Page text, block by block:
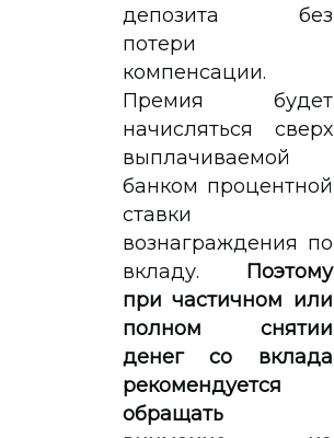
депозита без
потери
компенсации.
Премия будет
начисляться сверх
выплачиваемой
банком процентной
ставки
вознаграждения по
вкладу.
Поэтому
при частичном или
полном снятии
денег со вклада
рекомендуется
обращать